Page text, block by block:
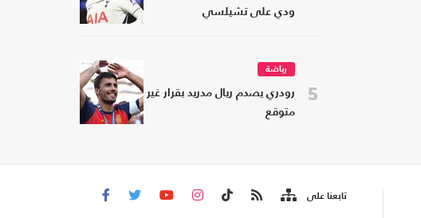
ودي على تشيلسي
5
رياضة
رودري يصدم ريال مدريد بقرار غير
متوقع
تابعنا على